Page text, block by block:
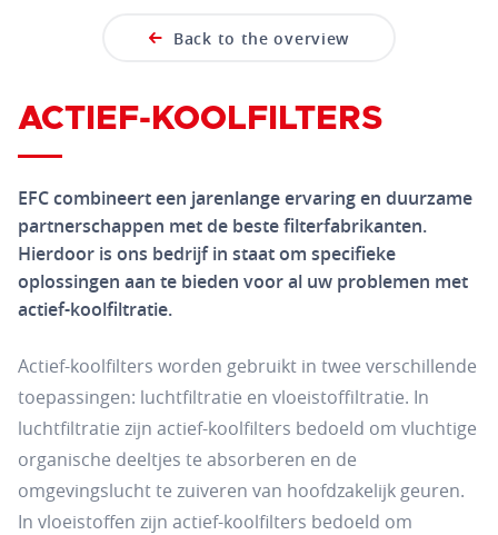
Back to the overview
ACTIEF-KOOLFILTERS
EFC combineert een jarenlange ervaring en duurzame
partnerschappen met de beste filterfabrikanten.
Hierdoor is ons bedrijf in staat om specifieke
oplossingen aan te bieden voor al uw problemen met
actief-koolfiltratie.
Actief-koolfilters worden gebruikt in twee verschillende
toepassingen: luchtfiltratie en vloeistoffiltratie. In
luchtfiltratie zijn actief-koolfilters bedoeld om vluchtige
organische deeltjes te absorberen en de
omgevingslucht te zuiveren van hoofdzakelijk geuren.
In vloeistoffen zijn actief-koolfilters bedoeld om